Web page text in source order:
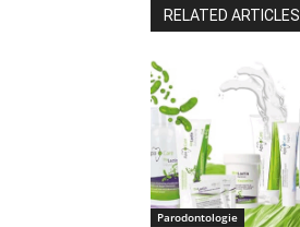
RELATED ARTICLES
Parodontologie